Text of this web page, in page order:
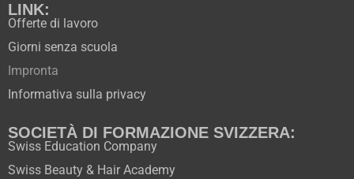
LINK:
Offerte di lavoro
Giorni senza scuola
Impronta
Informativa sulla privacy
SOCIETÀ DI FORMAZIONE SVIZZERA:
Swiss Education Company
Swiss Beauty & Hair Academy